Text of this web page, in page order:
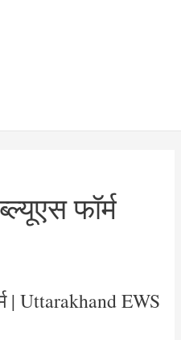
फॉर्म
| Uttarakhand EWS